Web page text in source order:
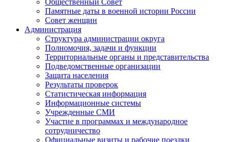
Общественный Совет
Памятные даты в военной истории России
Совет женщин
Администрация
Структура администрации округа
Полномочия, задачи и функции
Территориальные органы и представительства
Подведомственные организации
Защита населения
Результаты проверок
Статистическая информация
Информационные системы
Учрежденные СМИ
Участие в программах и международное
сотрудничество
Официальные визиты и рабочие поездки